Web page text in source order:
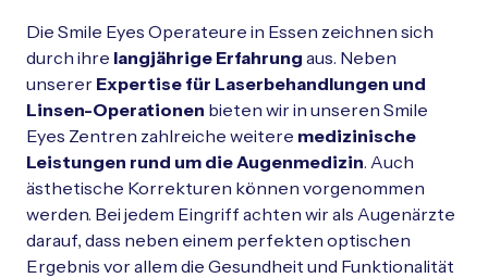
Die Smile Eyes Operateure in Essen zeichnen sich
durch ihre langjährige Erfahrung aus. Neben
unserer Expertise für Laserbehandlungen und
Linsen-Operationen bieten wir in unseren Smile
Eyes Zentren zahlreiche weitere medizinische
Leistungen rund um die Augenmedizin. Auch
ästhetische Korrekturen können vorgenommen
werden. Bei jedem Eingriff achten wir als Augenärzte
darauf, dass neben einem perfekten optischen
Ergebnis vor allem die Gesundheit und Funktionalität